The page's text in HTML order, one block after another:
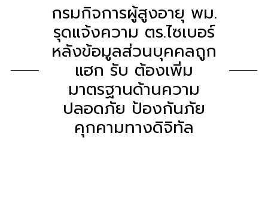
กรมกิจการผู้สูงอายุ พม.
รุดแจ้งความ ตร.ไซเบอร์
หลังข้อมูลส่วนบุคคลถูก
แฮก รับ ต้องเพิ่ม
มาตรฐานด้านความ
ปลอดภัย ป้องกันภัย
คุกคามทางดิจิทัล